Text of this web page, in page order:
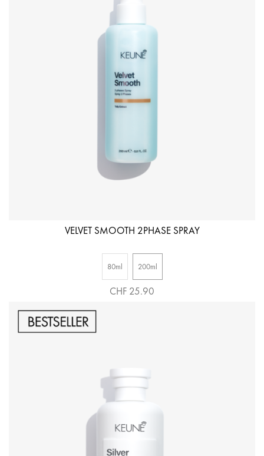
VELVET SMOOTH 2PHASE SPRAY
80ml 200ml
CHF 25.90